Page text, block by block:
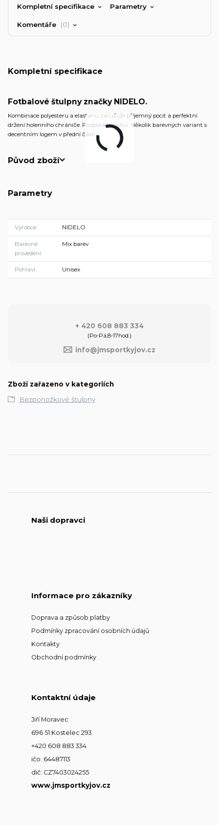
Kompletní specifikace Parametry
Komentáře 0
Kompletní specifikace
Fotbalové štulpny značky NIDELO.
Kombinace polyesteru a elastanu zaručuje příjemný pocit a perfektní
držení holenního chrániče. Podpora kotníků. Několik barevných variant s
decentním logem v přední části.
Původ zboží
Parametry
Výrobce NIDELO
Barevné
provedení
Mix barev
Pohlaví Unisex
+ 420 608 883 334
(Po-Pá,8-17hod.)
info@jmsportkyjov.cz
Zboží zařazeno v kategoriích
Bezponožkové štulpny
Naši dopravci
Informace pro zákazníky
Doprava a způsob platby
Podmínky zpracování osobních údajů
Kontakty
Obchodní podmínky
Kontaktní údaje
Jiří Moravec
696 51 Kostelec 293
+420 608 883 334
ičo: 64487113
dič: CZ7403024255
www.jmsportkyjov.cz